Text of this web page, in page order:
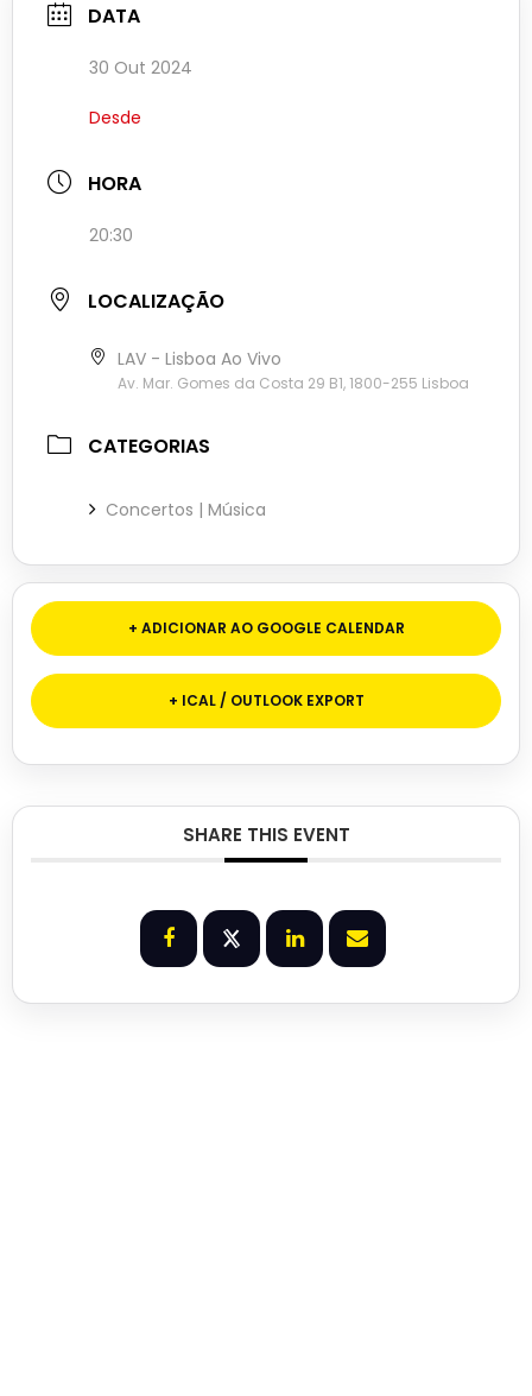
DATA
30 Out 2024
Desde
HORA
20:30
LOCALIZAÇÃO
LAV - Lisboa Ao Vivo
Av. Mar. Gomes da Costa 29 B1, 1800-255 Lisboa
CATEGORIAS
Concertos | Música
+ ADICIONAR AO GOOGLE CALENDAR
+ ICAL / OUTLOOK EXPORT
SHARE THIS EVENT